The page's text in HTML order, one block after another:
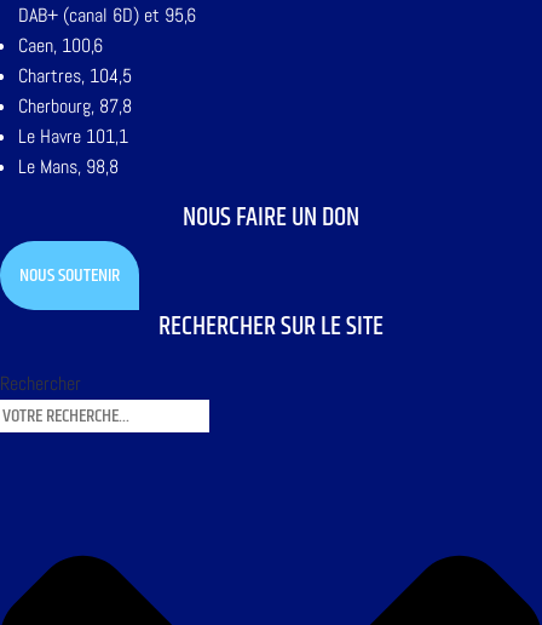
DAB+ (canal 6D) et 95,6
Caen, 100,6
Chartres, 104,5
Cherbourg, 87,8
Le Havre 101,1
Le Mans, 98,8
NOUS FAIRE UN DON
NOUS SOUTENIR
RECHERCHER SUR LE SITE
Rechercher